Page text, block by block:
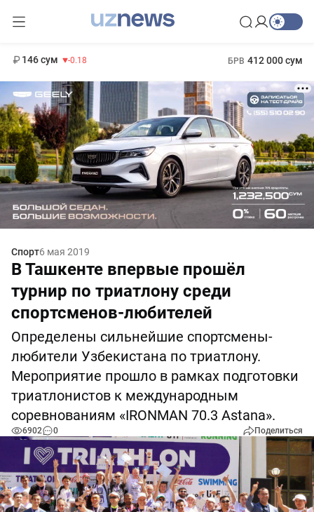
146 сум -0.18 БРВ 412 000 сум
Спорт6 мая 2019
В Ташкенте впервые прошёл
турнир по триатлону среди
спортсменов-любителей
Определены сильнейшие спортсмены-
любители Узбекистана по триатлону.
Мероприятие прошло в рамках подготовки
триатлонистов к международным
соревнованиям «IRONMAN 70.3 Astana».
6902 0 Поделиться